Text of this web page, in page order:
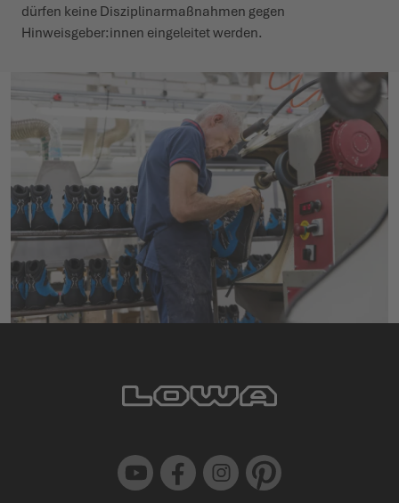
dürfen keine Diszip­­lin­ar­maß­­nahmen gegen
Hinweisgeber:innen einge­leitet werden.
Youtube Facebook Instagram Pinterest